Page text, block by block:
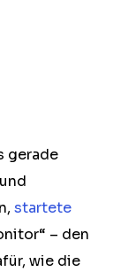
gerade
startete
– den
wie die